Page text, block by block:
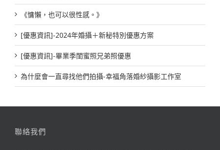
《慵懶，也可以很性感。》
[優惠資訊]-2024年婚攝＋新秘特別優惠方案
[優惠資訊]-畢業季閨蜜照兄弟照優惠
為什麼會一直尋找他們拍攝-幸福角落婚紗攝影工作室
聯絡我們